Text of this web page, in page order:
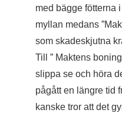
med bägge fötterna
myllan medans
som skadeskjutna
Till ” Maktens
slippa se och höra
pågått en längre tid
kanske tror att det